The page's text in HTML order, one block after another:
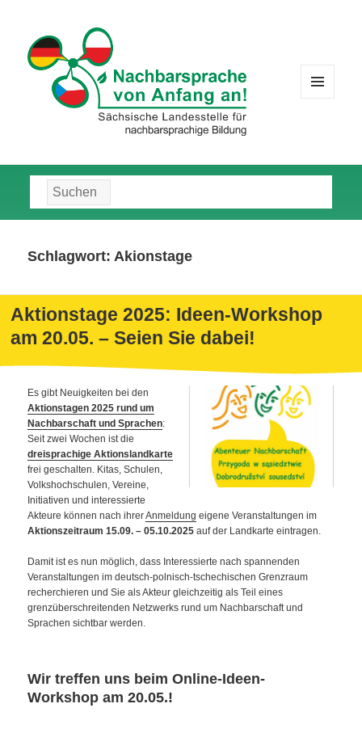
Suche
nach:
Schlagwort:Akionstage
Aktionstage 2025: Ideen-Workshop
am 20.05. – Seien Sie dabei!
Es gibt Neuigkeiten bei den
Aktionstagen 2025 rund um
Nachbarschaft und Sprachen:
Seit zwei Wochen ist die
dreisprachige Aktionslandkarte
frei geschalten. Kitas, Schulen,
Volkshochschulen, Vereine,
Initiativen und interessierte
Akteure können nach ihrerAnmeldung eigene Veranstaltungen im
Aktionszeitraum 15.09. – 05.10.2025 auf der Landkarte eintragen.
Damit ist es nun möglich, dass Interessierte nach spannenden
Veranstaltungen im deutsch-polnisch-tschechischen Grenzraum
recherchieren und Sie als Akteur gleichzeitig als Teil eines
grenzüberschreitenden Netzwerks rund um Nachbarschaft und
Sprachen sichtbar werden.
Wir treffen uns beim Online-Ideen-
Workshop am 20.05.!